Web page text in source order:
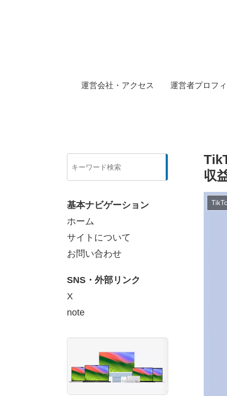
運営会社・アクセス 運営者プロフ
収
基本ナビゲーション
ホーム
サイトについて
お問い合わせ
SNS・外部リンク
X
note